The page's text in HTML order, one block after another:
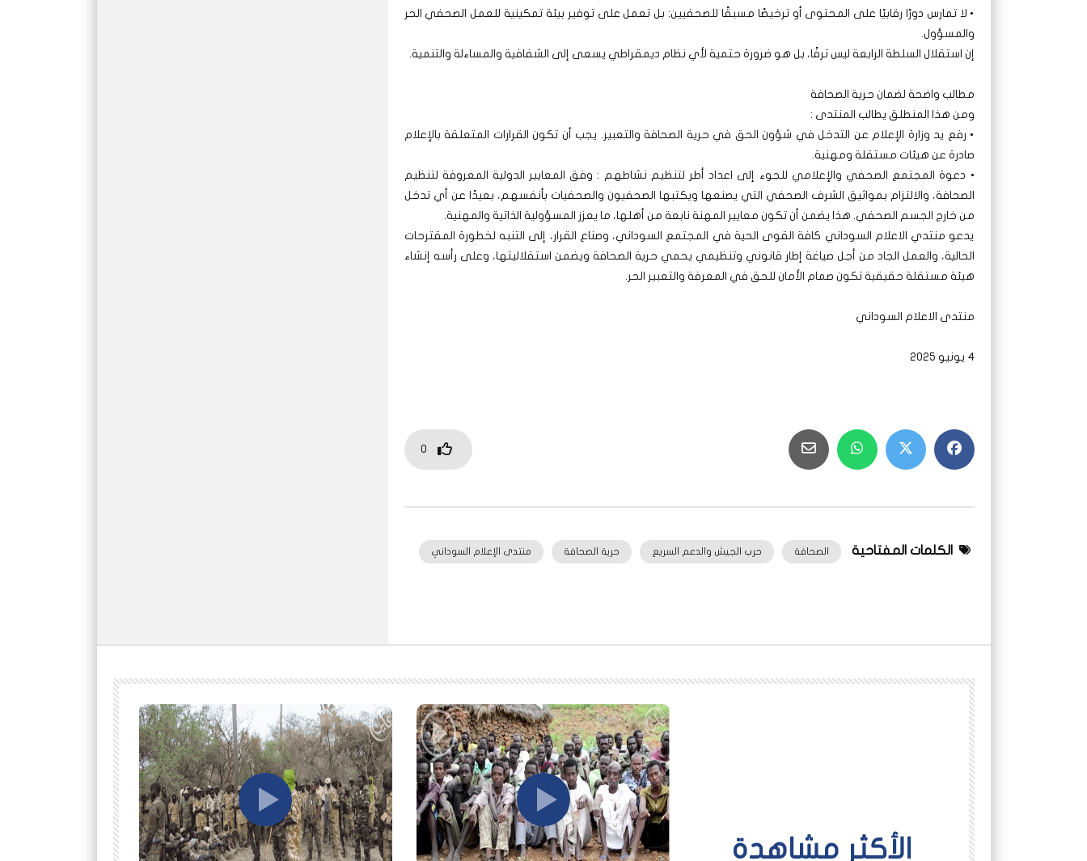
• لا تمارس دورًا رقابيًا على المحتوى أو ترخيصًا مسبقًا للصحفيين: بل تعمل على توفير بيئة تمكينية للعمل الصحفي الحر
والمسؤول.
إن استقلال السلطة الرابعة ليس ترفًا، بل هو ضرورة حتمية لأي نظام ديمقراطي يسعى إلى الشفافية والمساءلة والتنمية.
مطالب واضحة لضمان حرية الصحافة
ومن هذا المنطلق يطالب المنتدى :
• رفع يد وزارة الإعلام عن التدخل في شؤون الحق في حرية الصحافة والتعبير. يجب أن تكون القرارات المتعلقة بالإعلام
صادرة عن هيئات مستقلة ومهنية.
• دعوة المجتمع الصحفي والإعلامي للجوء إلى اعداد أطر لتنظيم نشاطهم : وفق المعايير الدولية المعروفة لتنظيم
الصحافة، والالتزام بمواثيق الشرف الصحفي التي يصنعها ويكتبها الصحفيون والصحفيات بأنفسهم، بعيدًا عن أي تدخل
من خارج الجسم الصحفي. هذا يضمن أن تكون معايير المهنة نابعة من أهلها، ما يعزز المسؤولية الذاتية والمهنية.
يدعو منتدي الاعلام السوداني كافة القوى الحية في المجتمع السوداني، وصناع القرار، إلى التنبه لخطورة المقترحات
الحالية، والعمل الجاد من أجل صياغة إطار قانوني وتنظيمي يحمي حرية الصحافة ويضمن استقلاليتها، وعلى رأسه إنشاء
هيئة مستقلة حقيقية تكون صمام الأمان للحق في المعرفة والتعبير الحر.
منتدى الاعلام السوداني
4 يونيو 2025
0
الكلمات المفتاحية الصحافة حرب الجيش والدعم السريع حرية الصحافة منتدى الإعلام السوداني
اﻷكثر مشاهدة